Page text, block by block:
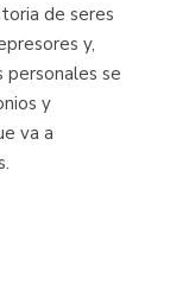
de seres
y,
personales se
y
va a